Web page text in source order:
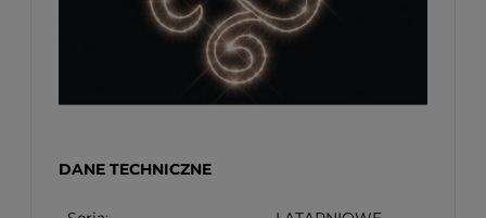
DANE TECHNICZNE